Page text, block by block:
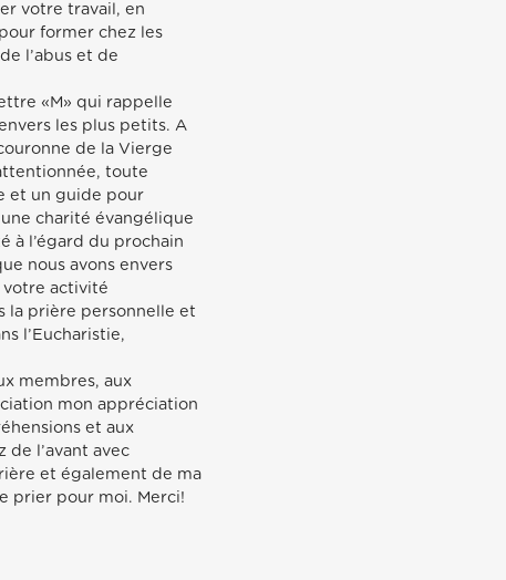
votre travail, en
former chez les
l’abus et de
«M» qui rappelle
les plus petits. A
de la Vierge
toute
et un guide pour
charité évangélique
à l’égard du prochain
nous avons envers
votre activité
la prière personnelle et
l’Eucharistie,
membres, aux
mon appréciation
et aux
de l’avant avec
et également de ma
prier pour moi. Merci!